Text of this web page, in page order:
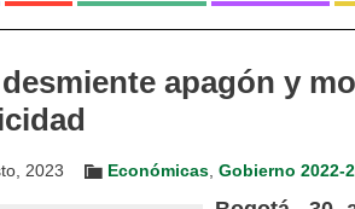
apagón y
2023 Económicas Gobierno 2022-